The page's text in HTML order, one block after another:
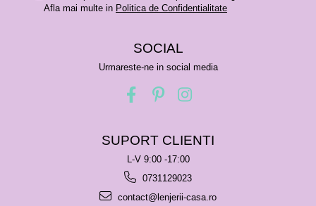
Afla mai multe in Politica de Confidentialitate
SOCIAL
Urmareste-ne in social media
SUPORT CLIENTI
L-V 9:00 -17:00
0731129023
contact@lenjerii-casa.ro